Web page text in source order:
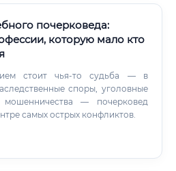
почерковеда:
которую мало кто
стоит чья-то судьба — в
споры, уголовные
мошенничества — почерковед
самых острых конфликтов.